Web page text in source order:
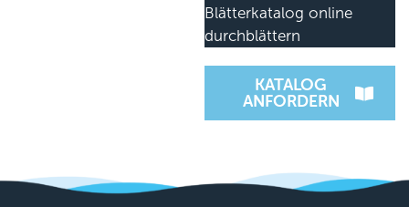
Blätterkatalog online
durchblättern
KATALOG
ANFORDERN